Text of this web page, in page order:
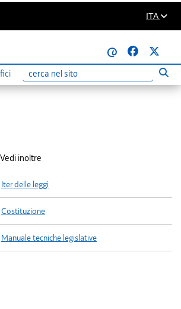
ITA
@
Ricerca
Vedi inoltre
Iter delle leggi
Costituzione
Manuale tecniche legislative